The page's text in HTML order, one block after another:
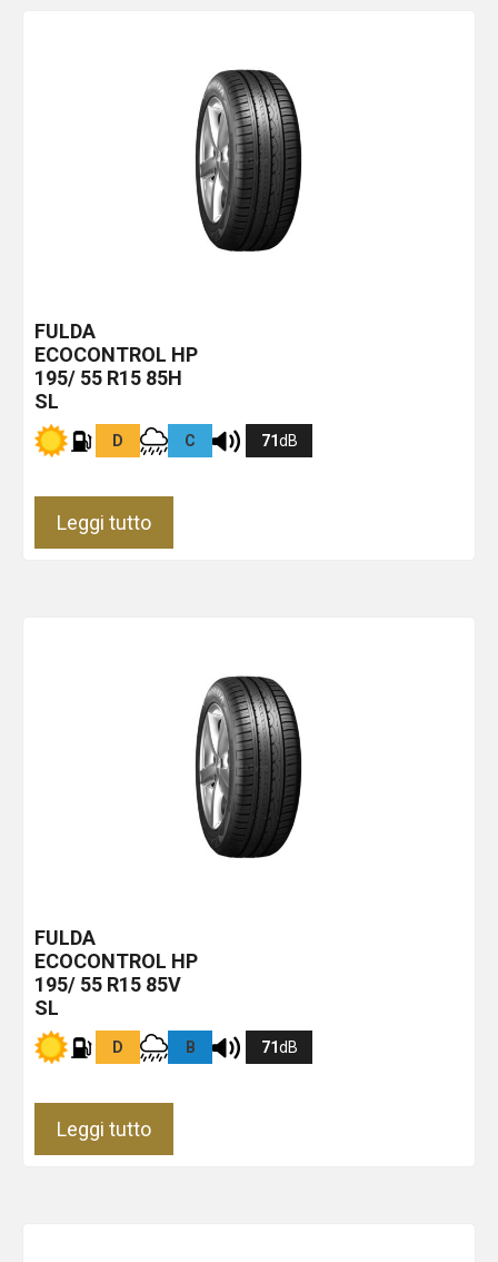
FULDA
ECOCONTROL HP
195/ 55 R15 85H
SL
D C 71dB
Leggi tutto
FULDA
ECOCONTROL HP
195/ 55 R15 85V
SL
D B 71dB
Leggi tutto